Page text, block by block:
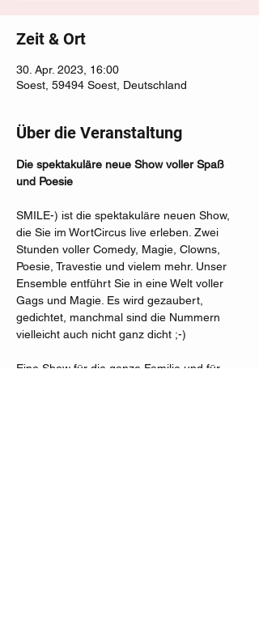
Zeit & Ort
30. Apr. 2023, 16:00
Soest, 59494 Soest, Deutschland
Über die Veranstaltung
Die spektakuläre neue Show voller Spaß
und Poesie
SMILE-) ist die spektakuläre neuen Show,
die Sie im WortCircus live erleben. Zwei
Stunden voller Comedy, Magie, Clowns,
Poesie, Travestie und vielem mehr. Unser
Ensemble entführt Sie in eine Welt voller
Gags und Magie. Es wird gezaubert,
gedichtet, manchmal sind die Nummern
vielleicht auch nicht ganz dicht ;-)
Eine Show für die ganze Familie und für